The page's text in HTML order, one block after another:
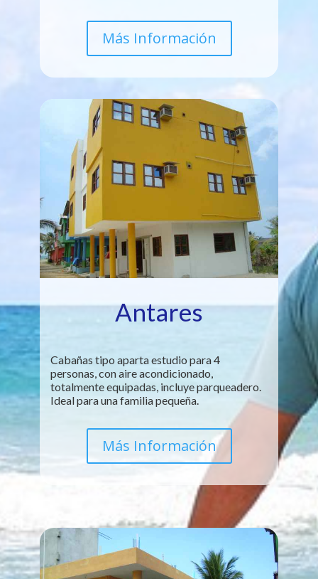
Más Información
Antares
Cabañas tipo aparta estudio para 4
personas, con aire acondicionado,
totalmente equipadas, incluye parqueadero.
Ideal para una familia pequeña.
Más Información